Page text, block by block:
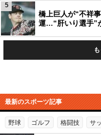
橋上巨人が“不祥
運…“肝いり選手”
5
最新のスポーツ記事
野球 ゴルフ 格闘技 サ